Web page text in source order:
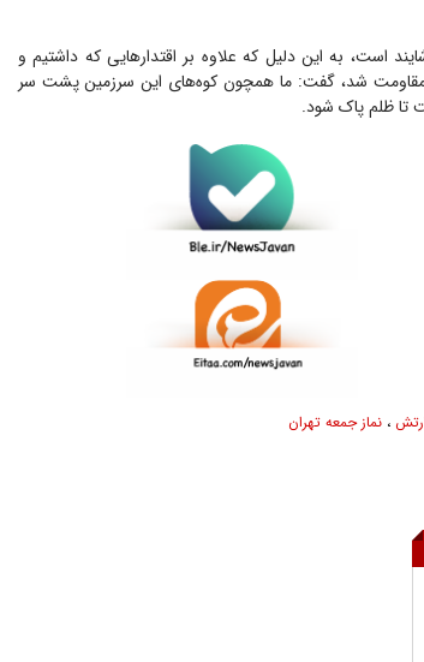
امسال برای ما خوشایند است، به این دلیل که علاوه بر اقتدار‌هایی که داشتیم و
شد، گفت: ما همچون کوه‌های این سرزمین پشت سر
تا ظلم پاک شود.
، نماز جمعه تهران